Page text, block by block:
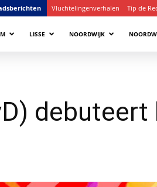
Vluchtelingenverhalen Tip de
LISSE NOORDWIJK